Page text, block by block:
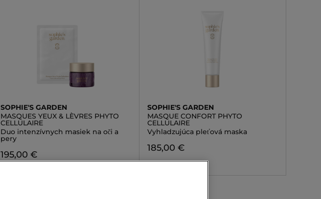
SOPHIE'S GARDEN
MASQUES YEUX & LÈVRES PHYTO
CELLULAIRE
Duo intenzívnych masiek na oči a
pery
195,00 €
SOPHIE'S GARDEN
MASQUE CONFORT PHYTO
CELLULAIRE
Vyhladzujúca pleťová maska
185,00 €